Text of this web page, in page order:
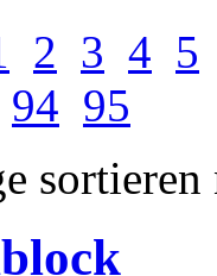
2 3 4 5
94 95
sortieren